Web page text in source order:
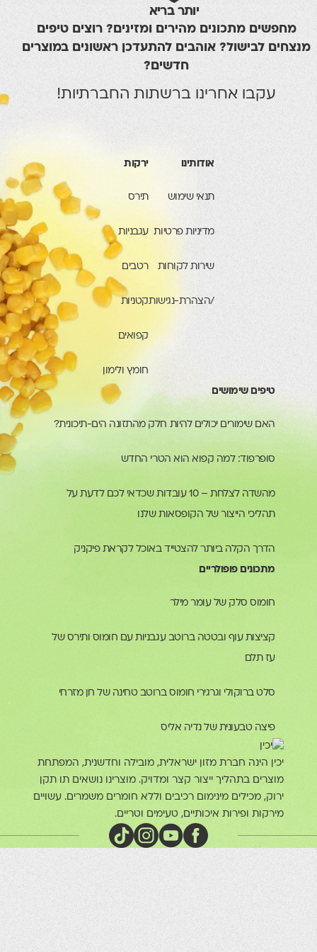
יותר בריא
מתכונים מהירים ומזינים? רוצים טיפים
לבישול? אוהבים להתעדכן ראשונים במוצרים
חדשים?
עקבו אחרינו ברשתות החברתיות!
יכין הינה חברת מזון ישראלית, מובילה וחדשנית, המפתחת
מוצרים בתהליך ייצור קצר ומדויק. מוצרינו נושאים תו תקן
ירוק, מכילים מינימום רכיבים וללא חומרים משמרים. עשויים
מירקות ופירות איכותיים, טעימים וטריים.
תנאי שימוש
מדיניות פרטיות
שירות לקוחות
/הצהרת-נגישות
תירס
עגבניות
רטבים
קטניות
חומץ ולימון
טיפים שימושים
האם שימורים יכולים להיות חלק מהתזונה הים-תיכונית?
סופרפוד: למה קפוא הוא הטרי החדש
מהשדה לצלחת – 10 עובדות שכדאי לכם לדעת על
תהליכי הייצור של הקופסאות שלנו
הדרך הקלה ביותר להצטייד באוכל לקראת פיקניק
מתכונים פופולריים
חומוס סלק של עומר מילר
קציצות עוף ובטטה ברוטב עגבניות עם חומוס ותירס של
סלט ברוקולי וגרגירי חומוס ברוטב טחינה של חן מזרחי
פיצה טבעונית של נדיה אליס